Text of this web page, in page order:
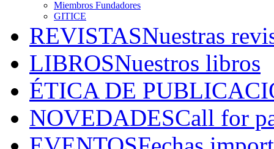
Miembros Fundadores
GITICE
REVISTASNuestras
LIBROSNuestros libros
ÉTICA DE
NOVEDADESCall for